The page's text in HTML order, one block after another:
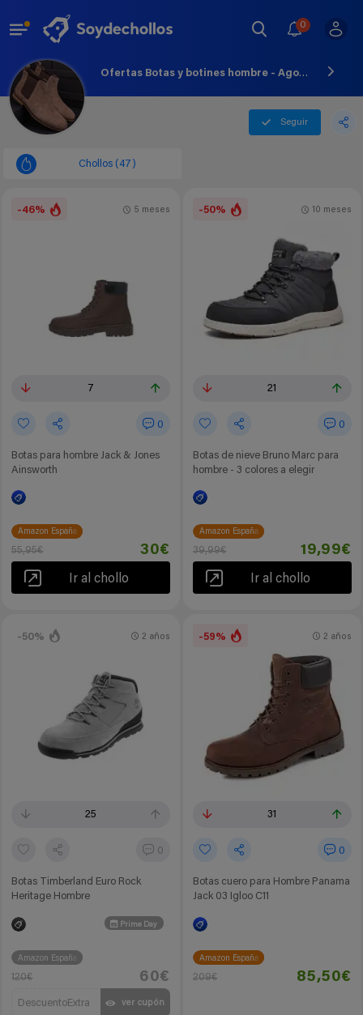
0
Ofertas Botas y botines hombre - Agosto - 2026
Seguir
Chollos (47)
-46%
7
0
Botas para hombre Jack & Jones
Ainsworth
5 meses
Amazon España
55,95€ 30€
Ir al chollo
-50%
21
0
Botas de nieve Bruno Marc para
hombre - 3 colores a elegir
10 meses
Amazon España
39,99€ 19,99€
Ir al chollo
-50%
25
0
Botas Timberland Euro Rock
Heritage Hombre
Prime Day
2 años
Amazon España
120€ 60€
DescuentoExtra ver cupón
-59%
31
0
Botas cuero para Hombre Panama
Jack 03 Igloo C11
2 años
Amazon España
209€ 85,50€